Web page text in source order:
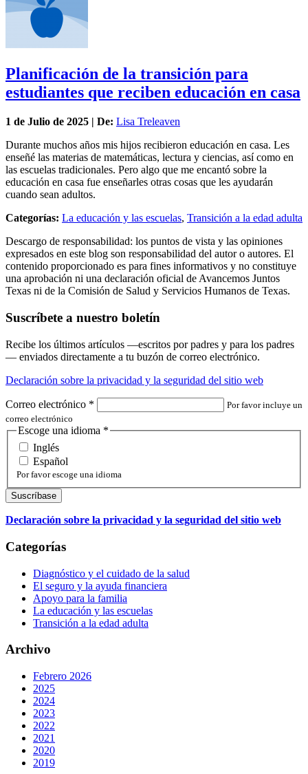
Planificación de la transición para
estudiantes que reciben educación en casa
1 de Julio de 2025 | De: Lisa Treleaven
Durante muchos años mis hijos recibieron educación en casa. Les
enseñé las materias de matemáticas, lectura y ciencias, así como en
las escuelas tradicionales. Pero algo que me encantó sobre la
educación en casa fue enseñarles otras cosas que les ayudarán
cuando sean adultos.
Categorías: La educación y las escuelas, Transición a la edad adulta
Descargo de responsabilidad: los puntos de vista y las opiniones
expresados en este blog son responsabilidad del autor o autores. El
contenido proporcionado es para fines informativos y no constituye
una aprobación ni una declaración oficial de Avancemos Juntos
Texas ni de la Comisión de Salud y Servicios Humanos de Texas.
Suscríbete a nuestro boletín
Recibe los últimos artículos —escritos por padres y para los padres
— enviados directamente a tu buzón de correo electrónico.
Declaración sobre la privacidad y la seguridad del sitio web
Correo electrónico *
Por favor incluye un
correo electrónico
Escoge una idioma *
Inglés
Español
Por favor escoge una idioma
Declaración sobre la privacidad y la seguridad del sitio web
Categorías
Diagnóstico y el cuidado de la salud
El seguro y la ayuda financiera
Apoyo para la familia
La educación y las escuelas
Transición a la edad adulta
Archivo
Febrero 2026
2025
2024
2023
2022
2021
2020
2019